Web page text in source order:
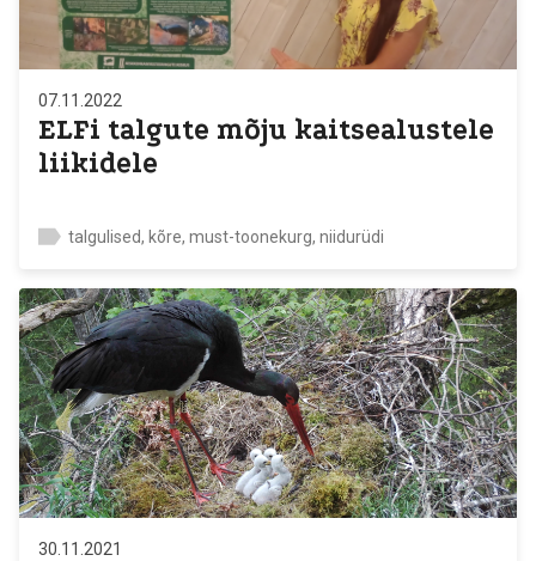
07.11.2022
ELFi talgute mõju kaitsealustele
liikidele
talgulised, kõre, must-toonekurg, niidurüdi
30.11.2021